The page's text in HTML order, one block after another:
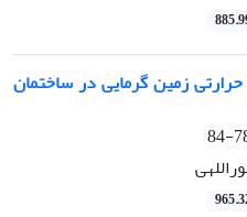
زمین گرمایی در ساختمان